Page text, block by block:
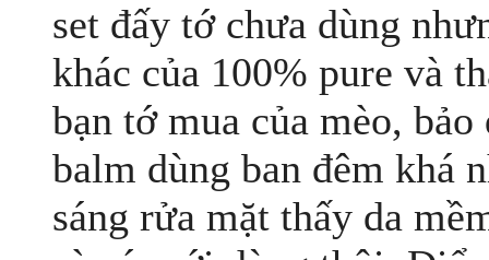
set đấy tớ chưa dùng
khác của 100% pure và
bạn tớ mua của mèo,
balm dùng ban đêm khá
sáng rửa mặt thấy da